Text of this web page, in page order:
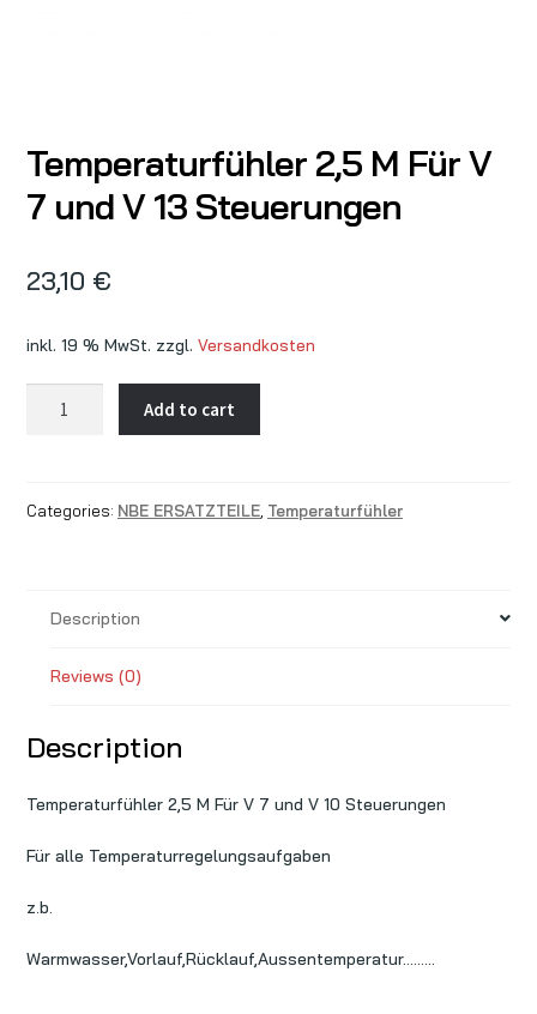
Temperaturfühler 2,5 M Für V
7 und V 13 Steuerungen
23,10 €
inkl. 19 % MwSt. zzgl. Versandkosten
Temperaturfühler
V
quantity
Add to cart
Categories: NBE ERSATZTEILE, Temperaturfühler
Description
Reviews (0)
Description
Temperaturfühler 2,5 M Für V 7 und V 10 Steuerungen
Für alle Temperaturregelungsaufgaben
z.b.
Warmwasser,Vorlauf,Rücklauf,Aussentemperatur………